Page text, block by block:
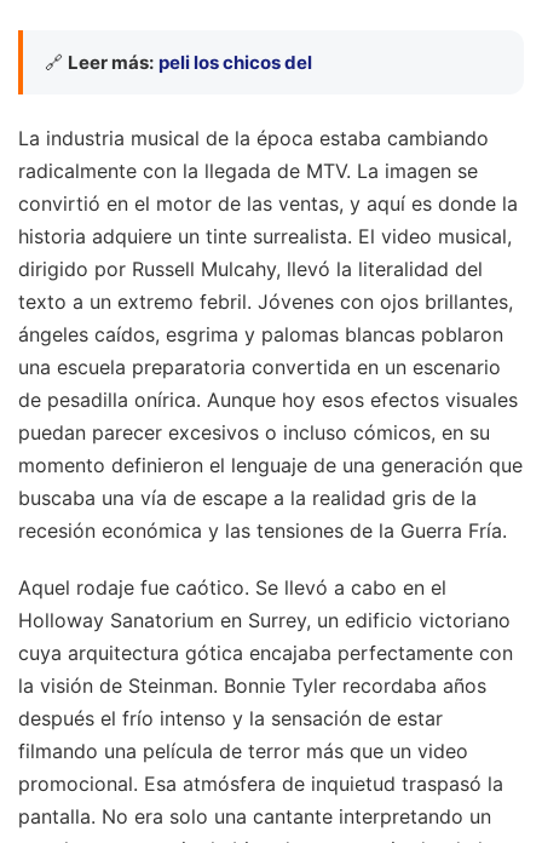
🔗 Leer más: peli los chicos del
La industria musical de la época estaba cambiando
radicalmente con la llegada de MTV. La imagen se
convirtió en el motor de las ventas, y aquí es donde la
historia adquiere un tinte surrealista. El video musical,
dirigido por Russell Mulcahy, llevó la literalidad del
texto a un extremo febril. Jóvenes con ojos brillantes,
ángeles caídos, esgrima y palomas blancas poblaron
una escuela preparatoria convertida en un escenario
de pesadilla onírica. Aunque hoy esos efectos visuales
puedan parecer excesivos o incluso cómicos, en su
momento definieron el lenguaje de una generación que
buscaba una vía de escape a la realidad gris de la
recesión económica y las tensiones de la Guerra Fría.
Aquel rodaje fue caótico. Se llevó a cabo en el
Holloway Sanatorium en Surrey, un edificio victoriano
cuya arquitectura gótica encajaba perfectamente con
la visión de Steinman. Bonnie Tyler recordaba años
después el frío intenso y la sensación de estar
filmando una película de terror más que un video
promocional. Esa atmósfera de inquietud traspasó la
pantalla. No era solo una cantante interpretando un